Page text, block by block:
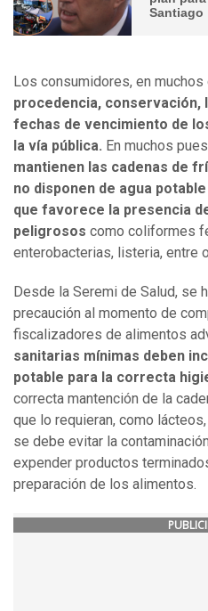
Santiago
Los consumidores, en muchos
procedencia, conservación,
fechas de vencimiento de
la vía pública. En muchos
mantienen las cadenas de
no disponen de agua
que favorece la presencia
peligrosos como coliformes
enterobacterias, listeria, entre
Desde la Seremi de Salud, se
precaución al momento de
fiscalizadores de alimentos
sanitarias mínimas deben
potable para la correcta
correcta mantención de la
que lo requieran, como
se debe evitar la
expender productos
preparación de los alimentos.